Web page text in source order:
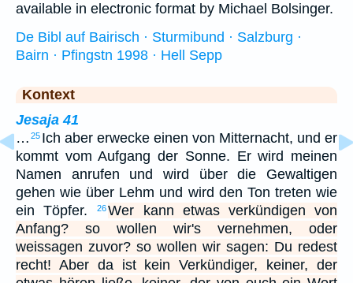
available in electronic format by Michael Bolsinger.
De Bibl auf Bairisch · Sturmibund · Salzburg ·
Bairn · Pfingstn 1998 · Hell Sepp
Kontext
Jesaja 41
… 25 Ich aber erwecke einen von Mitternacht, und er
kommt vom Aufgang der Sonne. Er wird meinen
Namen anrufen und wird über die Gewaltigen
gehen wie über Lehm und wird den Ton treten wie
ein Töpfer.
26Wer kann etwas verkündigen von
Anfang? so wollen wir's vernehmen, oder
weissagen zuvor? so wollen wir sagen: Du redest
recht! Aber da ist kein Verkündiger, keiner, der